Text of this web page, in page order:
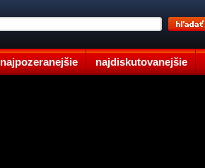
najpozeranejšie najdiskutovanejšie